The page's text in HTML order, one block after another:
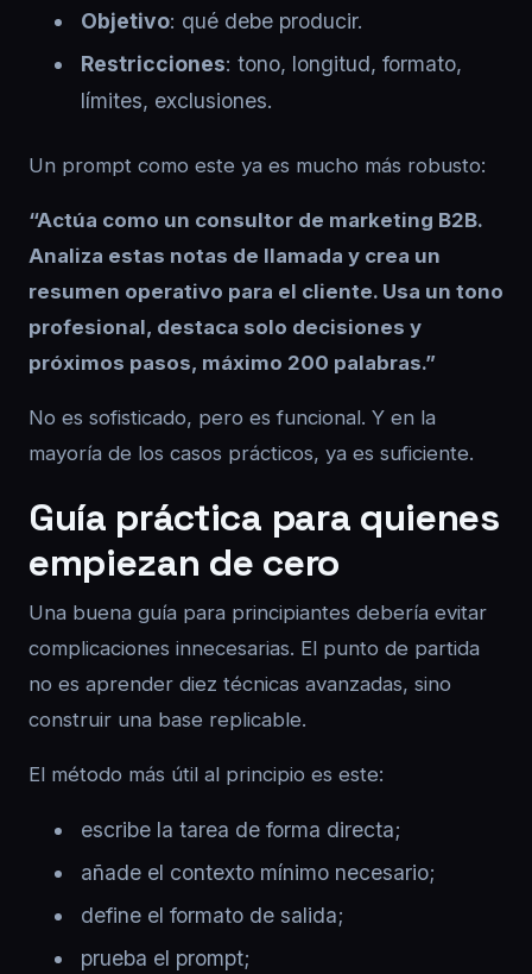
Objetivo: qué debe producir.
Restricciones: tono, longitud, formato,
límites, exclusiones.
Un prompt como este ya es mucho más robusto:
“Actúa como un consultor de marketing B2B.
Analiza estas notas de llamada y crea un
resumen operativo para el cliente. Usa un tono
profesional, destaca solo decisiones y
próximos pasos, máximo 200 palabras.”
No es sofisticado, pero es funcional. Y en la
mayoría de los casos prácticos, ya es suficiente.
Guía práctica para quienes
empiezan de cero
Una buena guía para principiantes debería evitar
complicaciones innecesarias. El punto de partida
no es aprender diez técnicas avanzadas, sino
construir una base replicable.
El método más útil al principio es este:
escribe la tarea de forma directa;
añade el contexto mínimo necesario;
define el formato de salida;
prueba el prompt;